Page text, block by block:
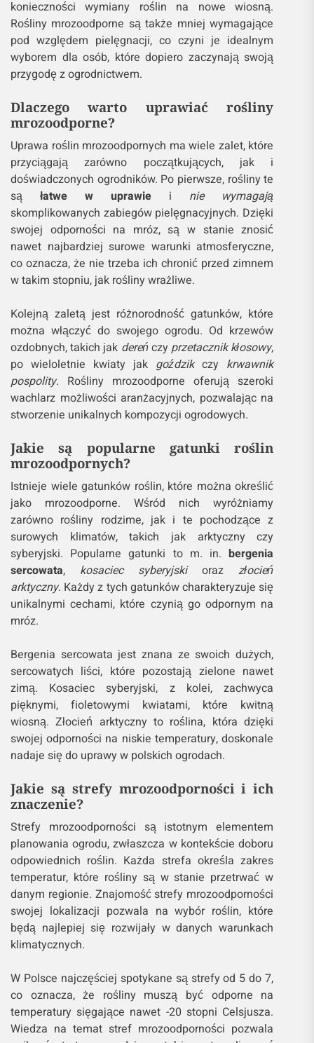
konieczności wymiany roślin na nowe wiosną.
Rośliny mrozoodporne są także mniej wymagające
pod względem pielęgnacji, co czyni je idealnym
wyborem dla osób, które dopiero zaczynają swoją
przygodę z ogrodnictwem.
Dlaczego warto uprawiać rośliny
mrozoodporne?
Uprawa roślin mrozoodpornych ma wiele zalet, które
przyciągają zarówno początkujących, jak i
doświadczonych ogrodników. Po pierwsze, rośliny te
sąłatwe w uprawie i nie wymagają
skomplikowanych zabiegów pielęgnacyjnych. Dzięki
swojej odporności na mróz, są w stanie znosić
nawet najbardziej surowe warunki atmosferyczne,
co oznacza, że nie trzeba ich chronić przed zimnem
w takim stopniu, jak rośliny wrażliwe.
Kolejną zaletą jest różnorodność gatunków, które
można włączyć do swojego ogrodu. Od krzewów
ozdobnych, takich jak dereńczyprzetacznik kłosowy,
po wieloletnie kwiaty jak goździkczy krwawnik
pospolity. Rośliny mrozoodporne oferują szeroki
wachlarz możliwości aranżacyjnych, pozwalając na
stworzenie unikalnych kompozycji ogrodowych.
Jakie są popularne gatunki roślin
mrozoodpornych?
Istnieje wiele gatunków roślin, które można określić
jako mrozoodporne. Wśród nich wyróżniamy
zarówno rośliny rodzime, jak i te pochodzące z
surowych klimatów, takich jak arktyczny czy
syberyjski. Popularne gatunki to m. in.bergenia
sercowata, kosaciec syberyjskiorazzłocień
arktyczny. Każdy z tych gatunków charakteryzuje się
unikalnymi cechami, które czynią go odpornym na
mróz.
Bergenia sercowata jest znana ze swoich dużych,
sercowatych liści, które pozostają zielone nawet
zimą. Kosaciec syberyjski, z kolei, zachwyca
pięknymi, fioletowymi kwiatami, które kwitną
wiosną. Złocień arktyczny to roślina, która dzięki
swojej odporności na niskie temperatury, doskonale
nadaje się do uprawy w polskich ogrodach.
Jakie są strefy mrozoodporności i ich
znaczenie?
Strefy mrozoodporności są istotnym elementem
planowania ogrodu, zwłaszcza w kontekście doboru
odpowiednich roślin. Każda strefa określa zakres
temperatur, które rośliny są w stanie przetrwać w
danym regionie. Znajomość strefy mrozoodporności
swojej lokalizacji pozwala na wybór roślin, które
będą najlepiej się rozwijały w danych warunkach
klimatycznych.
W Polsce najczęściej spotykane są strefy od 5 do 7,
co oznacza, że rośliny muszą być odporne na
temperatury sięgające nawet -20 stopni Celsjusza.
Wiedza na temat stref mrozoodporności pozwala